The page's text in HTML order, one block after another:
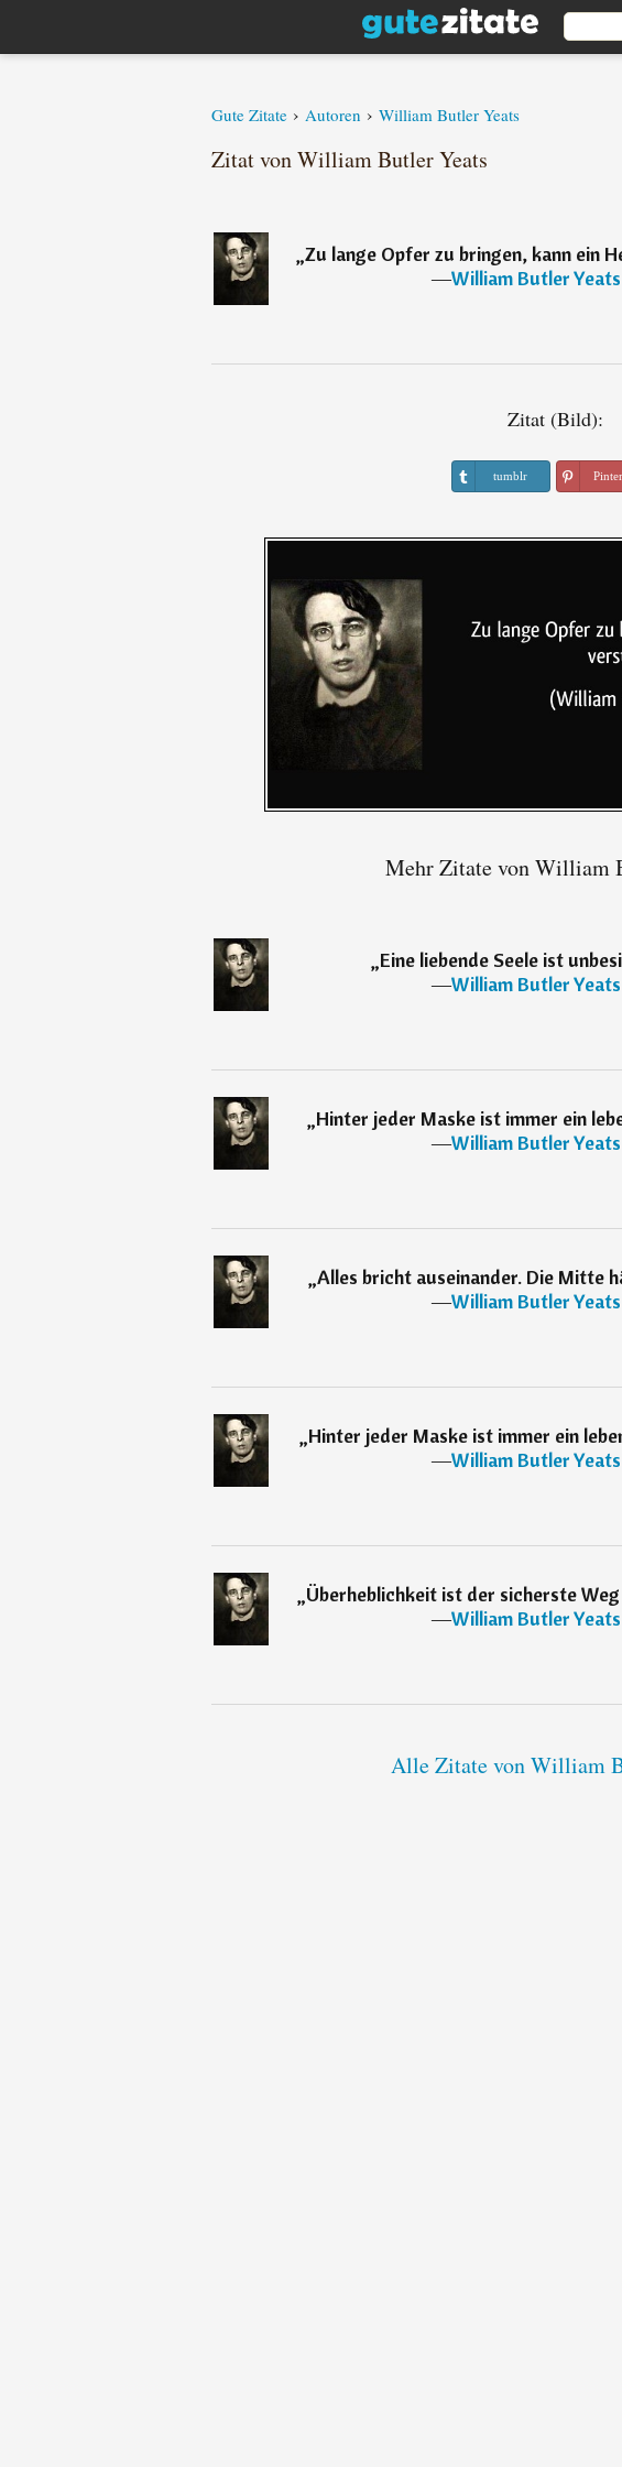
Gute Zitate › Autoren › William Butler Yeats
Zitat von William Butler Yeats
„Zu lange Opfer zu bringen, kann ein
―William Butler Yeats
Zitat (Bild):
tumblr
Mehr Zitate von William
„Eine liebende Seele ist
―William Butler Yeats
„Hinter jeder Maske ist immer ein
―William Butler Yeats
„Alles bricht auseinander. Die Mitte
―William Butler Yeats
„Hinter jeder Maske ist immer ein
―William Butler Yeats
„Überheblichkeit ist der sicherste
―William Butler Yeats
Alle Zitate von William